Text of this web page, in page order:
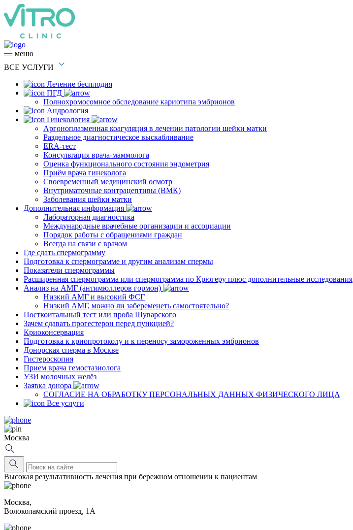
меню
ВСЕ УСЛУГИ
Лечение бесплодия
ПГД
Полнохромосомное обследование кариотипа эмбрионов
Андрология
Гинекология
Аргоноплазменная коагуляция в лечении патологии шейки матки
Раздельное диагностическое выскабливание
ERA-тест
Консультация врача-маммолога
Оценка функционального состояния эндометрия
Приём врача гинеколога
Своевременный медицинский осмотр
Внутриматочные контрацептивы (ВМК)
Заболевания шейки матки
Дополнительная информация
Лабораторная диагностика
Международные врачебные организации и ассоциации
Порядок работы с обращениями граждан
Всегда на связи с врачом
Где сдать спермограмму
Подготовка к спермограмме и другим анализам спермы
Показатели спермограммы
Расширенная спермограмма или спермограмма по Крюгеру плюс дополнительные исследования
Анализ на АМГ (антимюллеров гормон)
Низкий АМГ и высокий ФСГ
Низкий АМГ, можно ли забеременеть самостоятельно?
Посткоитальный тест или проба Шуварского
Зачем сдавать прогестерон перед пункцией?
Криоконсервация
Подготовка к криопротоколу и к переносу замороженных эмбрионов
Донорская сперма в Москве
Гистероскопия
Прием врача гемостазиолога
УЗИ молочных желёз
Заявка донора
СОГЛАСИЕ НА ОБРАБОТКУ ПЕРСОНАЛЬНЫХ ДАННЫХ ФИЗИЧЕСКОГО ЛИЦА
Все услуги
Москва
Высокая результативность лечения при бережном отношении к пациентам
Москва,
Волоколамский проезд, 1А